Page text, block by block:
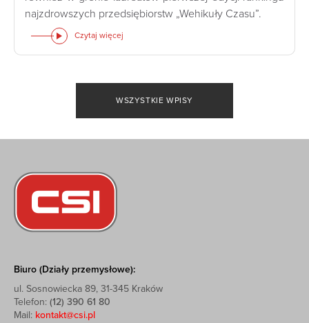
najzdrowszych przedsiębiorstw „Wehikuły Czasu”.
Czytaj więcej
WSZYSTKIE WPISY
Biuro (Działy przemysłowe):
ul. Sosnowiecka 89, 31-345 Kraków
Telefon: (12) 390 61 80
Mail: kontakt@csi.pl